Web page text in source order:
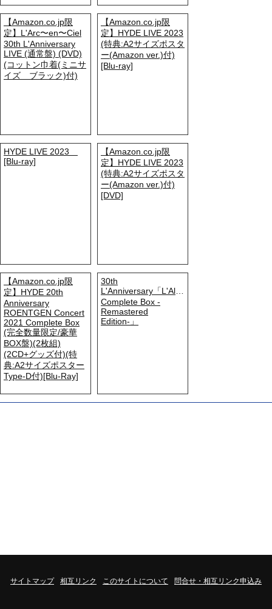
【Amazon.co.jp限
定】L'Arc〜en〜Ciel
30th L'Anniversary
LIVE (通常盤) (DVD)
(コットン巾着(ミニサ
イズ ブラック)付)
【Amazon.co.jp限
定】HYDE LIVE 2023
(特典:A2サイズポスタ
ー(Amazon ver.)付)
[Blu-ray]
HYDE LIVE 2023
[Blu-ray]
【Amazon.co.jp限
定】HYDE LIVE 2023
(特典:A2サイズポスタ
ー(Amazon ver.)付)
[DVD]
【Amazon.co.jp限
定】HYDE 20th
Anniversary
ROENTGEN Concert
2021 Complete Box
(完全数量限定/豪華
BOX盤)(2枚組)
(2CD+グッズ付)(特
典:A2サイズポスター
Type-D付)[Blu-Ray]
30th
L'Anniversary「L'Album
Complete Box -
Remastered
Edition-」
サイトマップ 相互リンク このサイトについて 問合せ・相互リンク申込み